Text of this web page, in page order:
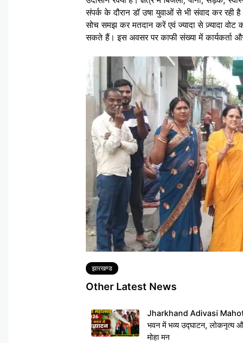
संपर्क के दौरान डॉ उषा युवाओं से भी संवाद कर रही
सोच समझ कर मतदान करें एवं ज्यादा से ज़्यादा
सकते हैं। इस अवसर पर काफी संख्या में कार्यकर्ता
Tags
झारखण्ड
Other Latest News
Jharkhand Adivasi
भवन में भव्य उद्घाटन, लोकनृत्य
मोहा मन